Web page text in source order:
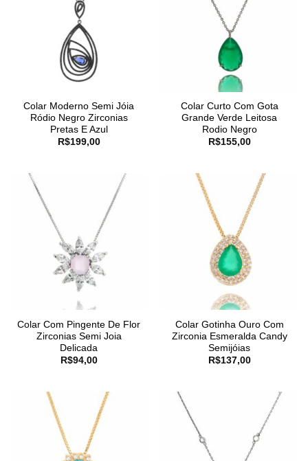
Colar Moderno Semi Jóia
Ródio Negro Zirconias
Pretas E Azul
R$199,00
Colar Curto Com Gota
Grande Verde Leitosa
Rodio Negro
R$155,00
Colar Com Pingente De Flor
Zirconias Semi Joia
Delicada
R$94,00
Colar Gotinha Ouro Com
Zirconia Esmeralda Candy
Semijóias
R$137,00